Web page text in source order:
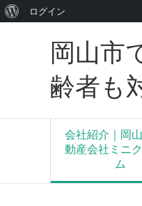
岡山市
齢者も
会社紹介｜岡
動産会社ミニ
ム
WordPress
ログイン